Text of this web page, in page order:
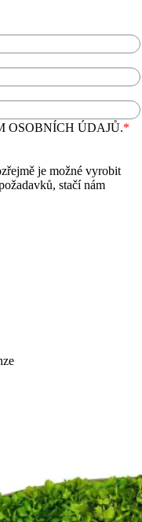
OSOBNÍCH ÚDAJŮ.*
je možné vyrobit
stačí nám